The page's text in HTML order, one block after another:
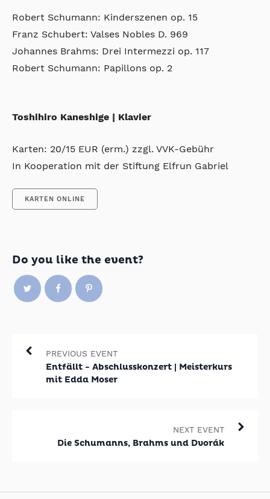
Robert Schumann: Kinderszenen op. 15
Franz Schubert: Valses Nobles D. 969
Johannes Brahms: Drei Intermezzi op. 117
Robert Schumann: Papillons op. 2
Toshihiro Kaneshige | Klavier
Karten: 20/15 EUR (erm.) zzgl. VVK-Gebühr
In Kooperation mit der Stiftung Elfrun Gabriel
KARTEN ONLINE
Do you like the event?
PREVIOUS EVENT
Entfällt - Abschlusskonzert | Meisterkurs
mit Edda Moser
NEXT EVENT
Die Schumanns, Brahms und Dvorák